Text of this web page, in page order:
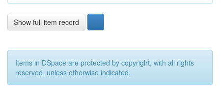
Show full item record
Items in DSpace are protected by copyright, with all rights
reserved, unless otherwise indicated.